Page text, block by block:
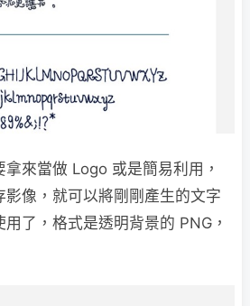
來當做 Logo 或是簡易利用，
像，就可以將剛剛產生的文字
了，格式是透明背景的 PNG，